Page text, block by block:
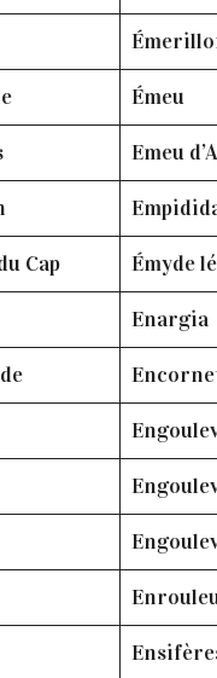
Émeu
Emeu
Cap Émyde
Enargia